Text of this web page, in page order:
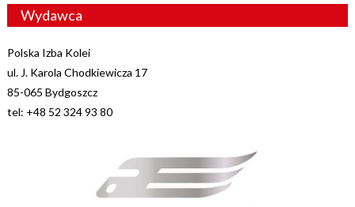
Wydawca
Polska Izba Kolei
ul. J. Karola Chodkiewicza 17
85-065 Bydgoszcz
tel: +48 52 324 93 80